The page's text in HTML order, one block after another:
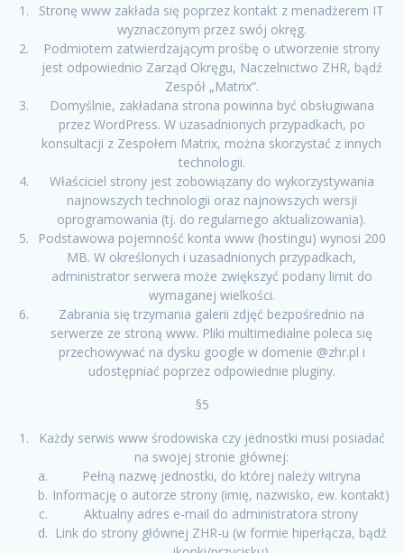
Stronę www zakłada się poprzez kontakt z menadżerem IT
wyznaczonym przez swój okręg.
Podmiotem zatwierdzającym prośbę o utworzenie strony
jest odpowiednio Zarząd Okręgu, Naczelnictwo ZHR, bądź
Zespół „Matrix”.
Domyślnie, zakładana strona powinna być obsługiwana
przez WordPress. W uzasadnionych przypadkach, po
konsultacji z Zespołem Matrix, można skorzystać z innych
technologii.
Właściciel strony jest zobowiązany do wykorzystywania
najnowszych technologii oraz najnowszych wersji
oprogramowania (tj. do regularnego aktualizowania).
Podstawowa pojemność konta www (hostingu) wynosi 200
MB. W określonych i uzasadnionych przypadkach,
administrator serwera może zwiększyć podany limit do
wymaganej wielkości.
Zabrania się trzymania galerii zdjęć bezpośrednio na
serwerze ze stroną www. Pliki multimedialne poleca się
przechowywać na dysku google w domenie @zhr.pl i
udostępniać poprzez odpowiednie pluginy.
§5
Każdy serwis www środowiska czy jednostki musi posiadać
na swojej stronie głównej:
Pełną nazwę jednostki, do której należy witryna
Informację o autorze strony (imię, nazwisko, ew. kontakt)
Aktualny adres e-mail do administratora strony
Link do strony głównej ZHR-u (w formie hiperłącza, bądź